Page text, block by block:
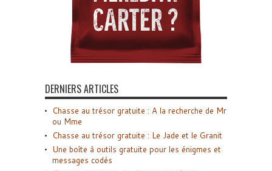
DERNIERS ARTICLES
Chasse au trésor gratuite : A la recherche de Mr
ou Mme
Chasse au trésor gratuite : Le Jade et le Granit
Une boîte à outils gratuite pour les énigmes et
messages codés